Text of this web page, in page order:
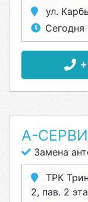
ул.
Сегодня
А-
Замена
ТРК
2, пав. 2